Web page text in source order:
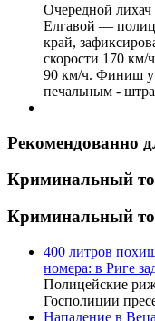
Очередной лихач
Елгавой —
край,
скорости 170 км/
90 км/ч. Финиш у
печальным -
Рекомендованно
Криминальный
Криминальный
400 литров
номера: в Риге
Полицейские
Госполиции
Нападение в